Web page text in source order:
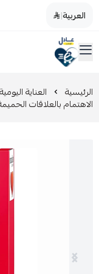
العربية|
صيدليات عادل
القائمة الرئيسية
تخفيضات
العناية اليومية
الرئيسية العناية اليومية
الاهتمام بالعلاقات الحميمة